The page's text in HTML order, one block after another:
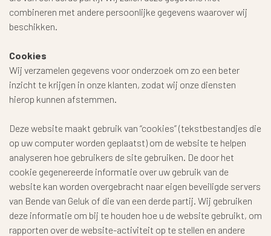
combineren met andere persoonlijke gegevens waarover wij
beschikken.
Cookies
Wij verzamelen gegevens voor onderzoek om zo een beter
inzicht te krijgen in onze klanten, zodat wij onze diensten
hierop kunnen afstemmen.
Deze website maakt gebruik van “cookies” (tekstbestandjes die
op uw computer worden geplaatst) om de website te helpen
analyseren hoe gebruikers de site gebruiken. De door het
cookie gegenereerde informatie over uw gebruik van de
website kan worden overgebracht naar eigen beveiligde servers
van Bende van Geluk of die van een derde partij. Wij gebruiken
deze informatie om bij te houden hoe u de website gebruikt, om
rapporten over de website-activiteit op te stellen en andere